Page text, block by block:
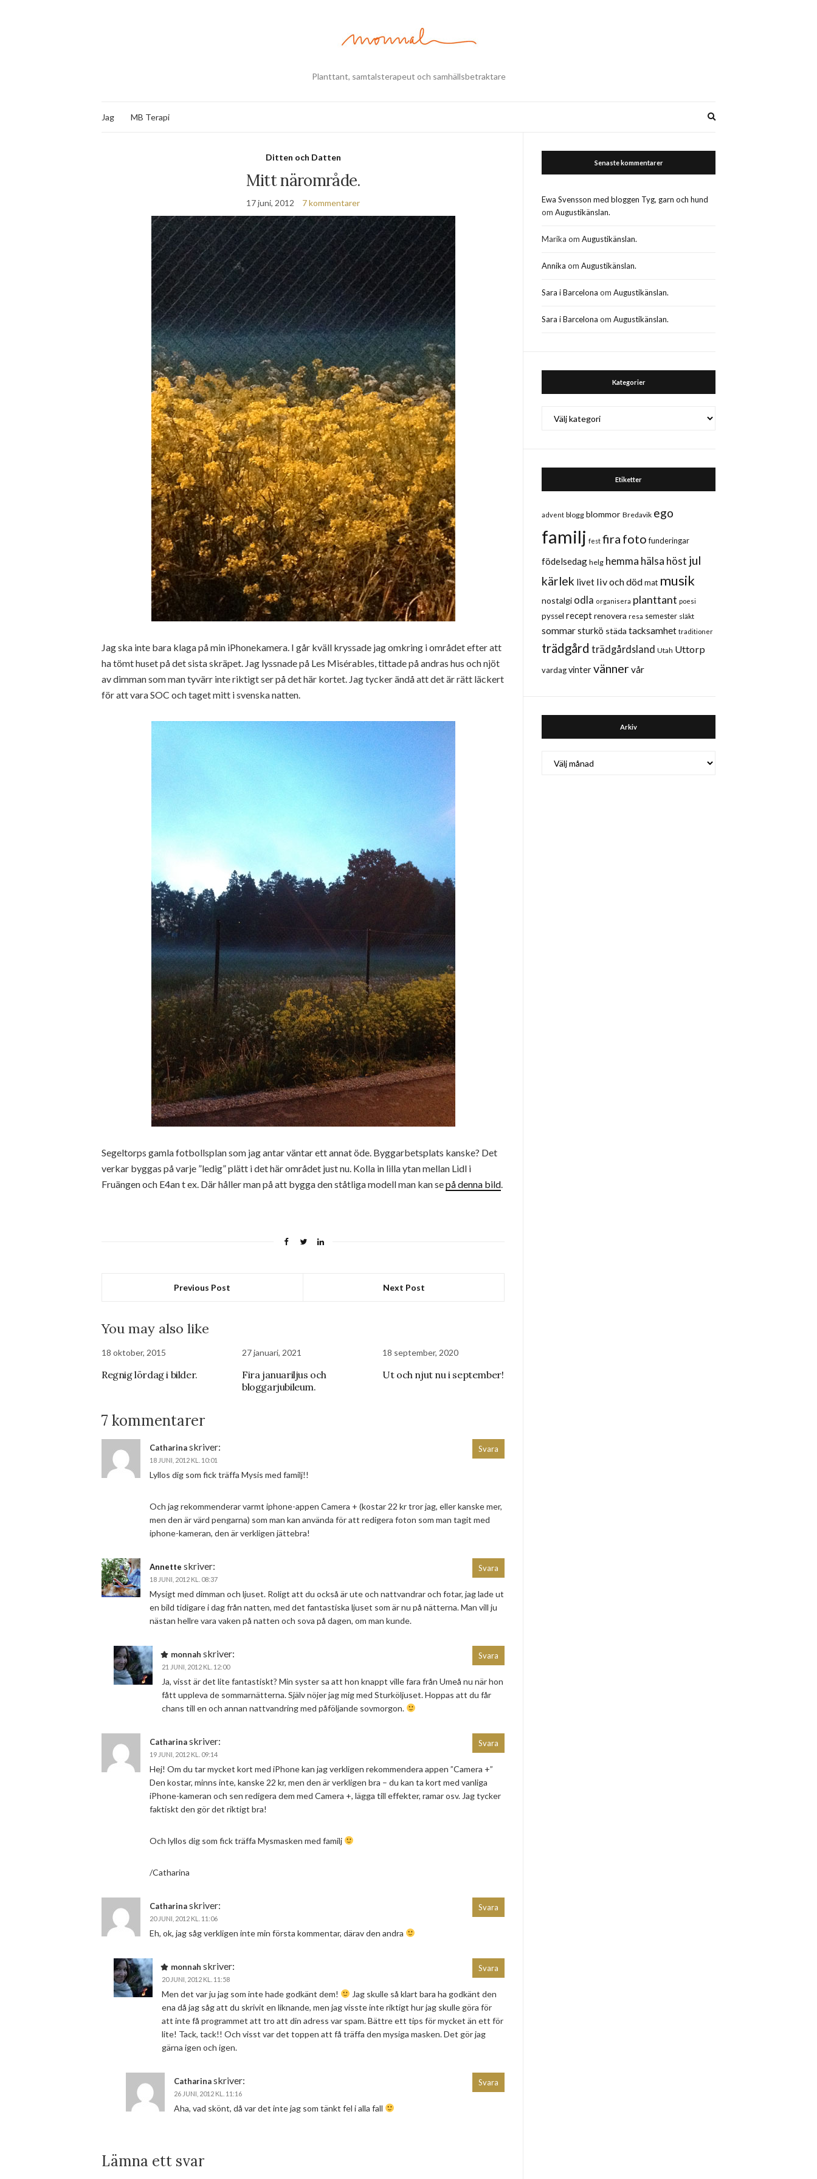
Planttant, samtalsterapeut och samhällsbetraktare
Jag MB Terapi
Ditten och Datten
Mitt närområde.
17 juni, 2012 7 kommentarer
Jag ska inte bara klaga på min iPhonekamera. I går kväll kryssade jag omkring i området efter att
ha tömt huset på det sista skräpet. Jag lyssnade på Les Misérables, tittade på andras hus och njöt
av dimman som man tyvärr inte riktigt ser på det här kortet. Jag tycker ändå att det är rätt läckert
för att vara SOC och taget mitt i svenska natten.
Segeltorps gamla fotbollsplan som jag antar väntar ett annat öde. Byggarbetsplats kanske? Det
verkar byggas på varje ”ledig” plätt i det här området just nu. Kolla in lilla ytan mellan Lidl i
Fruängen och E4an t ex. Där håller man på att bygga den ståtliga modell man kan sepå denna bild.
Previous Post Next Post
You may also like
18 oktober, 2015
Regnig lördag i bilder.
27 januari, 2021
Fira januariljus och
bloggarjubileum.
18 september, 2020
Ut och njut nu i september!
7 kommentarer
Catharinaskriver:
18 JUNI, 2012 KL. 10:01
Lyllos dig som fick träffa Mysis med familj!!
Och jag rekommenderar varmt iphone-appen Camera + (kostar 22 kr tror jag, eller kanske mer,
men den är värd pengarna) som man kan använda för att redigera foton som man tagit med
iphone-kameran, den är verkligen jättebra!
Svara
Annette skriver:
18 JUNI, 2012 KL. 08:37
Mysigt med dimman och ljuset. Roligt att du också är ute och nattvandrar och fotar, jag lade ut
en bild tidigare i dag från natten, med det fantastiska ljuset som är nu på nätterna. Man vill ju
nästan hellre vara vaken på natten och sova på dagen, om man kunde.
Svara
monnah skriver:
21 JUNI, 2012 KL. 12:00
Ja, visst är det lite fantastiskt? Min syster sa att hon knappt ville fara från Umeå nu när hon
fått uppleva de sommarnätterna. Själv nöjer jag mig med Sturköljuset. Hoppas att du får
chans till en och annan nattvandring med påföljande sovmorgon.
Svara
Catharinaskriver:
19 JUNI, 2012 KL. 09:14
Hej! Om du tar mycket kort med iPhone kan jag verkligen rekommendera appen ”Camera +”
Den kostar, minns inte, kanske 22 kr, men den är verkligen bra – du kan ta kort med vanliga
iPhone-kameran och sen redigera dem med Camera +, lägga till effekter, ramar osv. Jag tycker
faktiskt den gör det riktigt bra!
Och lyllos dig som fick träffa Mysmasken med familj
/Catharina
Svara
Catharinaskriver:
20 JUNI, 2012 KL. 11:06
Eh, ok, jag såg verkligen inte min första kommentar, därav den andra
Svara
monnah skriver:
20 JUNI, 2012 KL. 11:58
Men det var ju jag som inte hade godkänt dem!
Jag skulle så klart bara ha godkänt den
ena då jag såg att du skrivit en liknande, men jag visste inte riktigt hur jag skulle göra för
att inte få programmet att tro att din adress var spam. Bättre ett tips för mycket än ett för
lite! Tack, tack!! Och visst var det toppen att få träffa den mysiga masken. Det gör jag
gärna igen och igen.
Svara
Catharinaskriver:
26 JUNI, 2012 KL. 11:16
Aha, vad skönt, då var det inte jag som tänkt fel i alla fall
Svara
Lämna ett svar
Senaste kommentarer
Ewa Svensson med bloggen Tyg, garn och hund
omAugustikänslan.
Marika omAugustikänslan.
Annika omAugustikänslan.
Sara i Barcelona omAugustikänslan.
Sara i Barcelona omAugustikänslan.
Kategorier
Etiketter
advent blogg blommor Bredavik ego
familj fest fira foto funderingar
födelsedag helg hemma hälsa höst jul
kärlek livet liv och död mat musik
nostalgi odla organisera planttant poesi
pyssel receptrenovera resa semester släkt
sommarsturkö städa tacksamhet traditioner
trädgård trädgårdsland Utah Uttorp
vardag vintervänner vår
Arkiv